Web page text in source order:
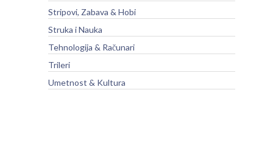
Stripovi, Zabava & Hobi
Struka i Nauka
Tehnologija & Računari
Trileri
Umetnost & Kultura